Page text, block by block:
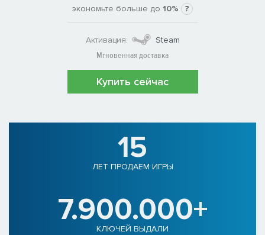
экономьте больше до 10% ?
Активация:
Steam
Мгновенная доставка
Купить сейчас
15
ЛЕТ ПРОДАЕМ ИГРЫ
7.900.000+
КЛЮЧЕЙ ВЫДАЛИ